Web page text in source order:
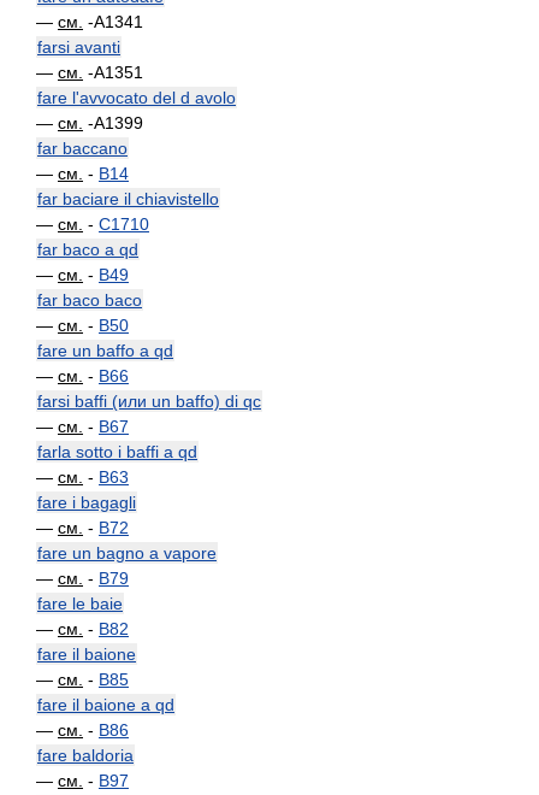
— см. -A1341
farsi avanti
— см. -A1351
fare l'avvocato del d avolo
— см. -A1399
far baccano
— см. - B14
far baciare il chiavistello
— см. - C1710
far baco a qd
— см. - B49
far baco baco
— см. - B50
fare un baffo a qd
— см. - B66
farsi baffi (или un baffo) di qc
— см. - B67
farla sotto i baffi a qd
— см. - B63
fare i bagagli
— см. - B72
fare un bagno a vapore
— см. - B79
fare le baie
— см. - B82
fare il baione
— см. - B85
fare il baione a qd
— см. - B86
fare baldoria
— см. - B97